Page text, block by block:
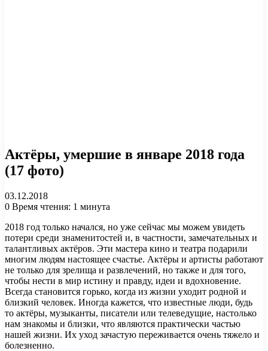
Актёры, умершие в январе 2018 года
(17 фото)
03.12.2018
0 Время чтения: 1 минута
2018 год только начался, но уже сейчас мы можем увидеть
потери среди знаменитостей и, в частности, замечательных и
талантливых актёров. Эти мастера кино и театра подарили
многим людям настоящее счастье. Актёры и артисты работают
не только для зрелища и развлечений, но также и для того,
чтобы нести в мир истину и правду, идеи и вдохновение.
Всегда становится горько, когда из жизни уходит родной и
близкий человек. Иногда кажется, что известные люди, будь
то актёры, музыканты, писатели или телеведущие, настолько
нам знакомы и близки, что являются практически частью
нашей жизни. Их уход зачастую переживается очень тяжело и
болезненно.